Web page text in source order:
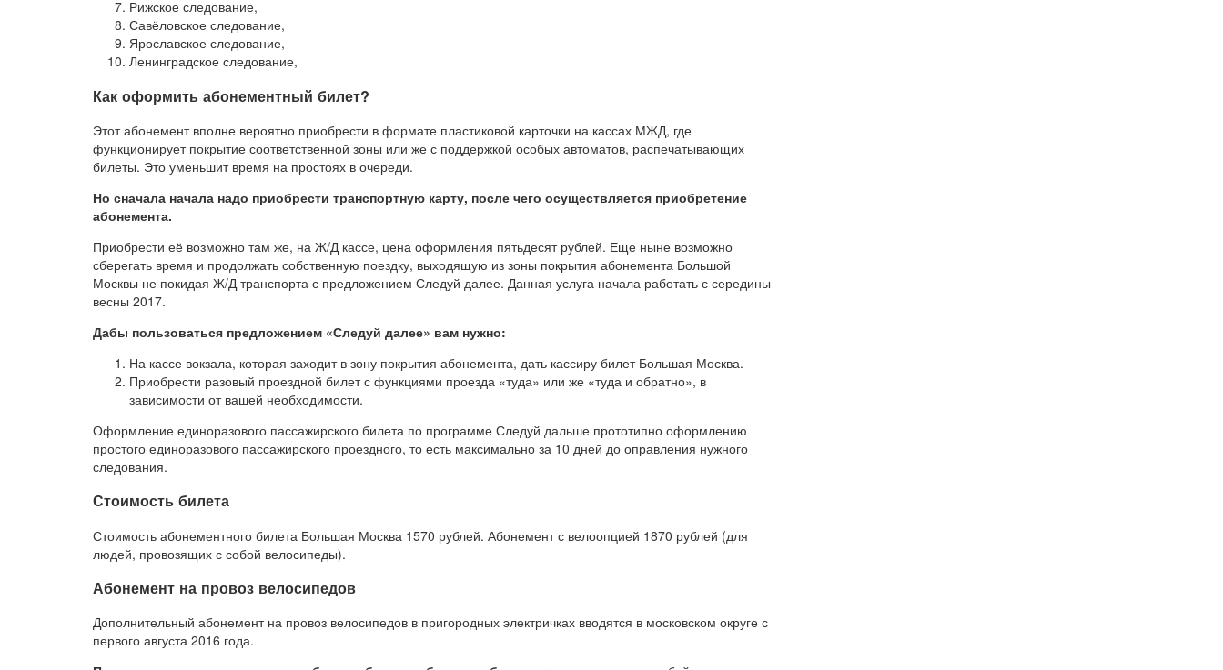
Рижское следование,
Савёловское следование,
Ярославское следование,
Ленинградское следование,
Как оформить абонементный билет?
Этот абонемент вполне вероятно приобрести в формате пластиковой карточки на кассах МЖД, где
функционирует покрытие соответственной зоны или же с поддержкой особых автоматов, распечатывающих
билеты. Это уменьшит время на простоях в очереди.
Но сначала начала надо приобрести транспортную карту, после чего осуществляется приобретение
абонемента.
Приобрести её возможно там же, на Ж/Д кассе, цена оформления пятьдесят рублей. Еще ныне возможно
сберегать время и продолжать собственную поездку, выходящую из зоны покрытия абонемента Большой
Москвы не покидая Ж/Д транспорта с предложением Следуй далее. Данная услуга начала работать с середины
весны 2017.
Дабы пользоваться предложением «Следуй далее» вам нужно:
На кассе вокзала, которая заходит в зону покрытия абонемента, дать кассиру билет Большая Москва.
Приобрести разовый проездной билет с функциями проезда «туда» или же «туда и обратно», в
зависимости от вашей необходимости.
Оформление единоразового пассажирского билета по программе Следуй дальше прототипно оформлению
простого единоразового пассажирского проездного, то есть максимально за 10 дней до оправления нужного
следования.
Стоимость билета
Стоимость абонементного билета Большая Москва 1570 рублей. Абонемент с велоопцией 1870 рублей (для
людей, провозящих с собой велосипеды).
Абонемент на провоз велосипедов
Дополнительный абонемент на провоз велосипедов в пригородных электричках вводятся в московском округе с
первого августа 2016 года.